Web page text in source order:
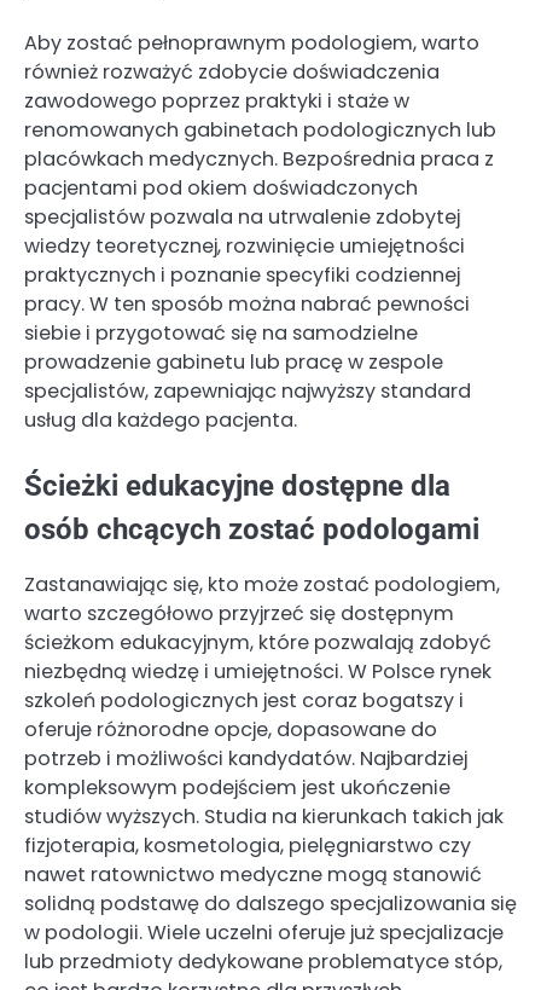
Aby zostać pełnoprawnym podologiem, warto
również rozważyć zdobycie doświadczenia
zawodowego poprzez praktyki i staże w
renomowanych gabinetach podologicznych lub
placówkach medycznych. Bezpośrednia praca z
pacjentami pod okiem doświadczonych
specjalistów pozwala na utrwalenie zdobytej
wiedzy teoretycznej, rozwinięcie umiejętności
praktycznych i poznanie specyfiki codziennej
pracy. W ten sposób można nabrać pewności
siebie i przygotować się na samodzielne
prowadzenie gabinetu lub pracę w zespole
specjalistów, zapewniając najwyższy standard
usług dla każdego pacjenta.
Ścieżki edukacyjne dostępne dla
osób chcących zostać podologami
Zastanawiając się, kto może zostać podologiem,
warto szczegółowo przyjrzeć się dostępnym
ścieżkom edukacyjnym, które pozwalają zdobyć
niezbędną wiedzę i umiejętności. W Polsce rynek
szkoleń podologicznych jest coraz bogatszy i
oferuje różnorodne opcje, dopasowane do
potrzeb i możliwości kandydatów. Najbardziej
kompleksowym podejściem jest ukończenie
studiów wyższych. Studia na kierunkach takich jak
fizjoterapia, kosmetologia, pielęgniarstwo czy
nawet ratownictwo medyczne mogą stanowić
solidną podstawę do dalszego specjalizowania się
w podologii. Wiele uczelni oferuje już specjalizacje
lub przedmioty dedykowane problematyce stóp,